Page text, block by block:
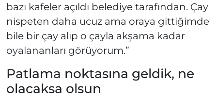
bazı kafeler açıldı belediye tarafından. Çay
nispeten daha ucuz ama oraya gittiğimde
bile bir çay alıp o çayla akşama kadar
oyalananları görüyorum.”
Patlama noktasına geldik, ne
olacaksa olsun